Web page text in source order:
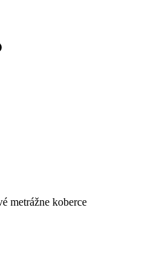
metrážne koberce